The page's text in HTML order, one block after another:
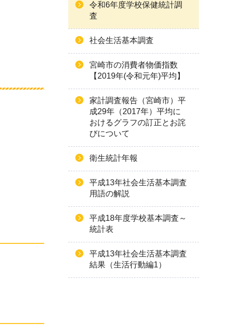
令和6年度学校保健統計調
査
社会生活基本調査
宮崎市の消費者物価指数
【2019年(令和元年)平均】
家計調査報告（宮崎市）平
成29年（2017年）平均に
おけるグラフの訂正とお詫
びについて
衛生統計年報
平成13年社会生活基本調査
用語の解説
平成18年度学校基本調査～
統計表
平成13年社会生活基本調査
結果（生活行動編1）